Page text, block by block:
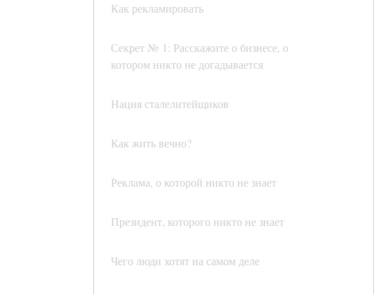
Как рекламировать
Секрет № 1: Расскажите о бизнесе, о
котором никто не догадывается
Нация сталелитейщиков
Как жить вечно?
Реклама, о которой никто не знает
Президент, которого никто не знает
Чего люди хотят на самом деле